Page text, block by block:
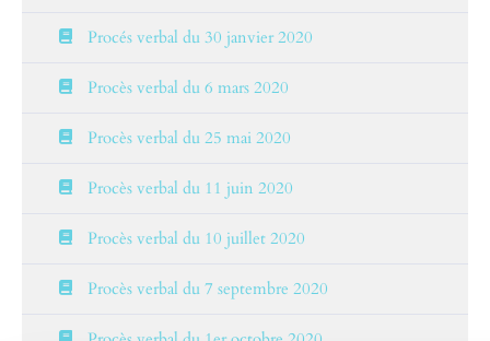
Procés verbal du 30 janvier 2020
Procès verbal du 6 mars 2020
Procès verbal du 25 mai 2020
Procès verbal du 11 juin 2020
Procès verbal du 10 juillet 2020
Procès verbal du 7 septembre 2020